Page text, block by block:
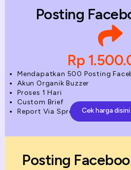
Posting
Rp
Mendapatkan 500 Posting
Akun Organik Buzzer
Proses 1 Hari
Custom Brief
Report Via SpreadsheetCek harga disini
Posting